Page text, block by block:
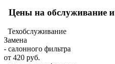
Цены на обслуживание
Техобслуживание
Замена
- салонного фильтра
от 420 руб.